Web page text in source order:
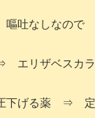
吐なしなので
リザベスカラ
げる薬 ⇒ 定